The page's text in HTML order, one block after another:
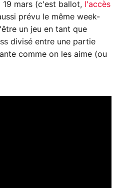
19 mars (c'est ballot,
l'accès
prévu le même week-
un jeu en tant que
divisé entre une partie
comme on les aime (ou